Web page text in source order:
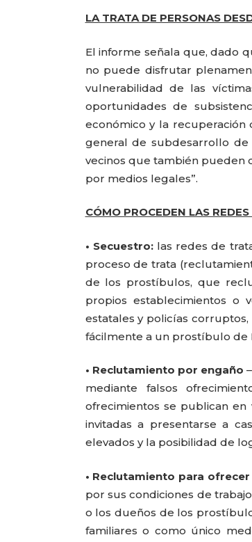
LA TRATA DE PERSONAS
El informe señala que, dado
no puede disfrutar
vulnerabilidad de las
oportunidades de
económico y la
general de subdesarrollo de
vecinos que también pueden
por medios legales”.
CÓMO PROCEDEN LAS
• Secuestro:las redes de
proceso de trata
de los prostíbulos, que
propios establecimientos o
estatales y policías
fácilmente a un prostíbulo de
• Reclutamiento por engaño
mediante falsos
ofrecimientos se publican en
invitadas a presentarse a
elevados y la posibilidad de
• Reclutamiento para
por sus condiciones de
o los dueños de los
familiares o como único